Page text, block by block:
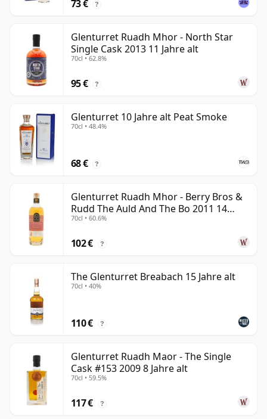
73 € ?
Glenturret Ruadh Mhor - North Star
Single Cask 2013 11 Jahre alt
70cl • 62.8%
95 € ?
Glenturret 10 Jahre alt Peat Smoke
70cl • 48.4%
68 € ?
Glenturret Ruadh Mhor - Berry Bros &
Rudd The Auld And The Bo 2011 14
Jahre alt
70cl • 60.6%
102 € ?
The Glenturret Breabach 15 Jahre alt
70cl • 40%
110 € ?
Glenturret Ruadh Maor - The Single
Cask #153 2009 8 Jahre alt
70cl • 59.5%
117 € ?